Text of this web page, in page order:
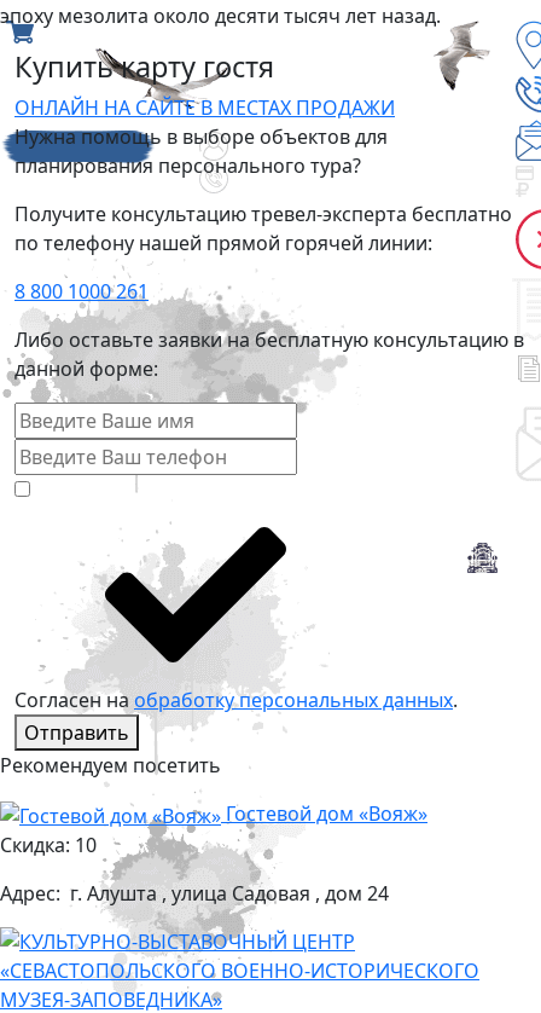
эпоху мезолита около десяти тысяч лет назад.
Купить карту гостя
ОНЛАЙН НА САЙТЕВ МЕСТАХ ПРОДАЖИ
Нужна помощь в выборе объектов для
планирования персонального тура?
Получите консультацию тревел-эксперта бесплатно
по телефону нашей прямой горячей линии:
8 800 1000 261
Либо оставьте заявки на бесплатную консультацию в
данной форме:
Согласен на обработку персональных данных.
Отправить
Рекомендуем посетить
Гостевой дом «Вояж»
Скидка: 10
Адрес: г. Алушта , улица Садовая , дом 24